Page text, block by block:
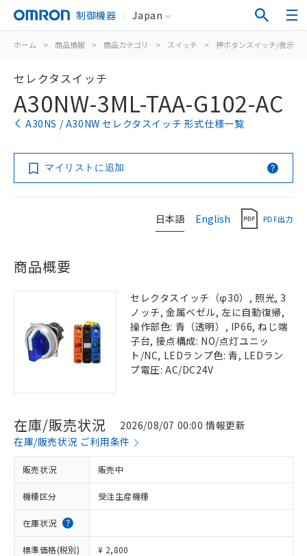
制御機器 Japan
ホーム > 商品情報 > 商品カテゴリ > スイッチ > 押ボタンスイッチ/表示灯
セレクタスイッチ
A30NW-3ML-TAA-G102-AC
A30NS / A30NW セレクタスイッチ 形式仕様一覧
マイリストに追加
日本語 English PDF出力
商品概要
セレクタスイッチ（φ30）, 照光, 3
ノッチ, 金属ベゼル, 左に自動復帰,
操作部色: 青（透明）, IP66, ねじ端
子台, 接点構成: NO/点灯ユニッ
ト/NC, LEDランプ色: 青, LEDラン
プ電圧: AC/DC24V
在庫/販売状況
2026/08/07 00:00 情報更新
在庫/販売状況 ご利用条件
販売状況 販売中
機種区分 受注生産機種
在庫状況
標準価格(税別) ¥ 2,800